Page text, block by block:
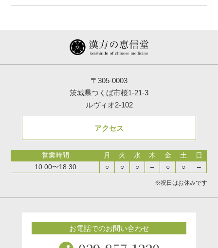
〒305-0003
茨城県つくば市桜1-21-3
ルヴィオ2-102
アクセス
営業時間 月 火 水 木 金 土
日
10:00〜18:30
○ ○ ○ – ○ ○ –
※祝日はお休みです
お電話でのお問い合わせ